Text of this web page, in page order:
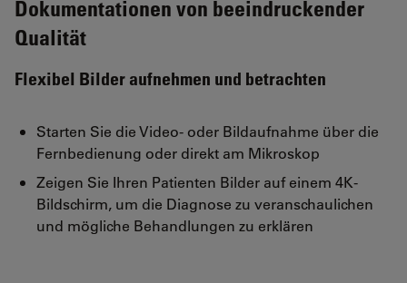
Dokumentationen von beeindruckender
Qualität
Flexibel Bilder aufnehmen und betrachten
Starten Sie die Video- oder Bildaufnahme über die
Fernbedienung oder direkt am Mikroskop
Zeigen Sie Ihren Patienten Bilder auf einem 4K-
Bildschirm, um die Diagnose zu veranschaulichen
und mögliche Behandlungen zu erklären